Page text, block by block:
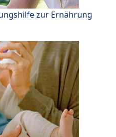
zur Ernährung